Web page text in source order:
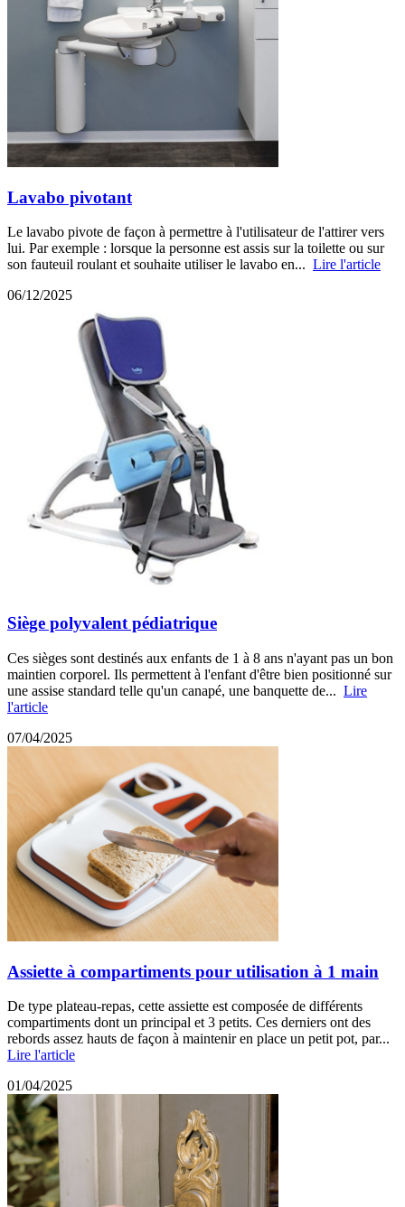
Lavabo pivotant
Le lavabo pivote de façon à permettre à l'utilisateur de l'attirer vers
lui. Par exemple : lorsque la personne est assis sur la toilette ou sur
son fauteuil roulant et souhaite utiliser le lavabo en... Lire l'article
06/12/2025
Siège polyvalent pédiatrique
Ces sièges sont destinés aux enfants de 1 à 8 ans n'ayant pas un bon
maintien corporel. Ils permettent à l'enfant d'être bien positionné sur
une assise standard telle qu'un canapé, une banquette de... Lire
l'article
07/04/2025
Assiette à compartiments pour utilisation à 1 main
De type plateau-repas, cette assiette est composée de différents
compartiments dont un principal et 3 petits. Ces derniers ont des
rebords assez hauts de façon à maintenir en place un petit pot, par...
Lire l'article
01/04/2025